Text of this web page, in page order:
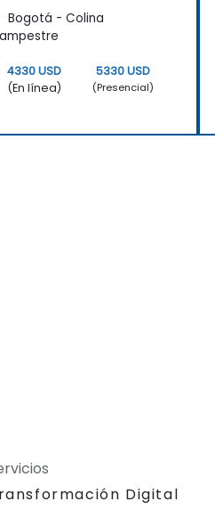
Bogotá - Colina
4330 USD
(En línea)
5330 USD
(Presencial)
Digital